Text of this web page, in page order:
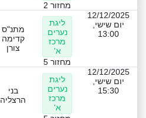
מחזור 2
12/12/2025
יום שישי,
13:00
ליגת
נערים
מרכז
א'
מחזור 5
מתנ"ס
קדימה
צורן
12/12/2025
יום שישי,
15:30
ליגת
נערים
מרכז
א'
בני
הרצליה